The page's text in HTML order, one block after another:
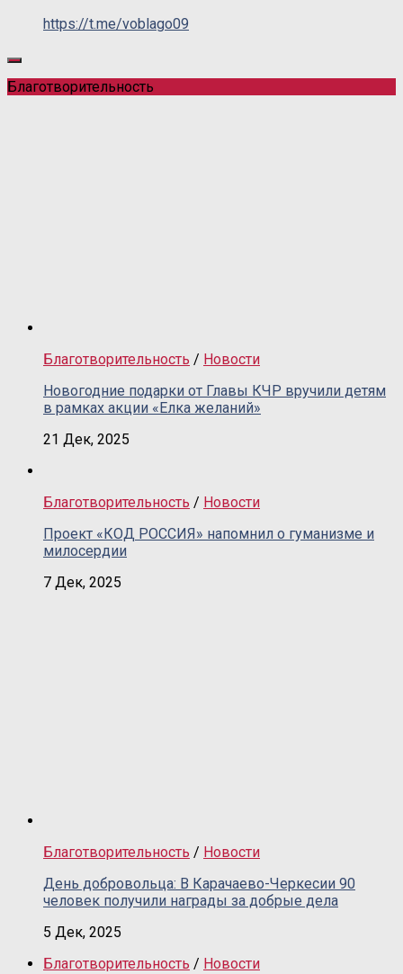
https://t.me/voblago09
Благотворительность
Благотворительность / Новости
Новогодние подарки от Главы КЧР вручили детям
в рамках акции «Елка желаний»
21 Дек, 2025
Благотворительность / Новости
Проект «КОД РОССИЯ» напомнил о гуманизме и
милосердии
7 Дек, 2025
Благотворительность / Новости
День добровольца: В Карачаево-Черкесии 90
человек получили награды за добрые дела
5 Дек, 2025
Благотворительность / Новости